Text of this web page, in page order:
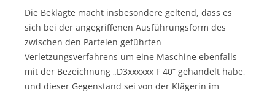
Die Beklagte macht insbesondere geltend, dass es
sich bei der angegriffenen Ausführungsform des
zwischen den Parteien geführten
Verletzungsverfahrens um eine Maschine ebenfalls
mit der Bezeichnung „D3xxxxxx F 40“ gehandelt habe,
und dieser Gegenstand sei von der Klägerin im